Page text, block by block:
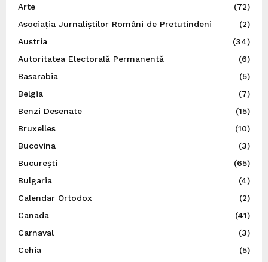
Arte
(72)
Asociația Jurnaliștilor Români de Pretutindeni
(2)
Austria
(34)
Autoritatea Electorală Permanentă
(6)
Basarabia
(5)
Belgia
(7)
Benzi Desenate
(15)
Bruxelles
(10)
Bucovina
(3)
București
(65)
Bulgaria
(4)
Calendar Ortodox
(2)
Canada
(41)
Carnaval
(3)
Cehia
(5)